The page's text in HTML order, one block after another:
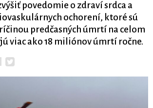
povedomie o zdraví srdca a
ochorení, ktoré sú
predčasných úmrtí na celom
viac ako 18 miliónov úmrtí ročne.